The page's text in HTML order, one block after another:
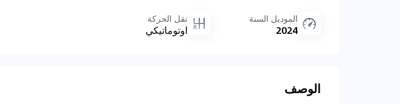
الموديل السنة
2024
نقل الحركة
اوتوماتيكي
الوصف